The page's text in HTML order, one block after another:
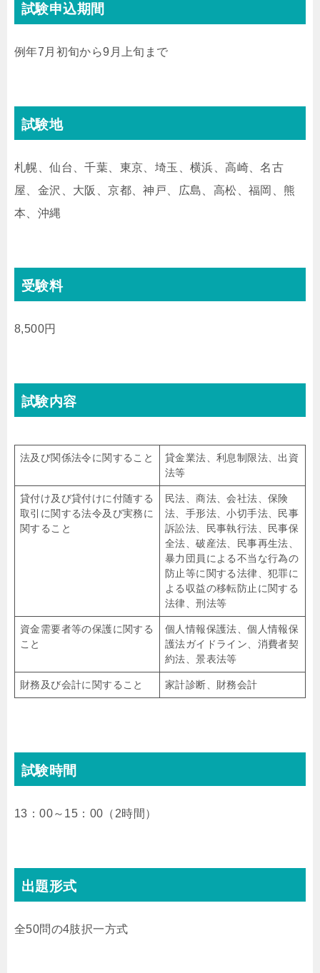
試験申込期間
例年7月初旬から9月上旬まで
試験地
札幌、仙台、千葉、東京、埼玉、横浜、高崎、名古
屋、金沢、大阪、京都、神戸、広島、高松、福岡、熊
本、沖縄
受験料
8,500円
試験内容
法及び関係法令に関すること
貸金業法、利息制限法、出資
法等
貸付け及び貸付けに付随する
取引に関する法令及び実務に
関すること
民法、商法、会社法、保険
法、手形法、小切手法、民事
訴訟法、民事執行法、民事保
全法、破産法、民事再生法、
暴力団員による不当な行為の
防止等に関する法律、犯罪に
よる収益の移転防止に関する
法律、刑法等
資金需要者等の保護に関する
こと
個人情報保護法、個人情報保
護法ガイドライン、消費者契
約法、景表法等
財務及び会計に関すること 家計診断、財務会計
試験時間
13：00～15：00（2時間）
出題形式
全50問の4肢択一方式